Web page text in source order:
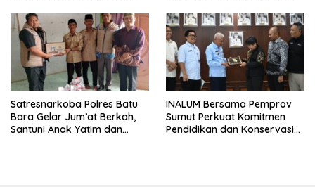
Satgas TMMD Ke-129 Kodim
0208/Asahan
Gambus
Satresnarkoba Polres Batu
Bara Gelar Jum’at Berkah,
Santuni Anak Yatim dan
INALUM Bersama Pemprov
Sumut Perkuat Komitmen
Pendidikan dan Konservasi